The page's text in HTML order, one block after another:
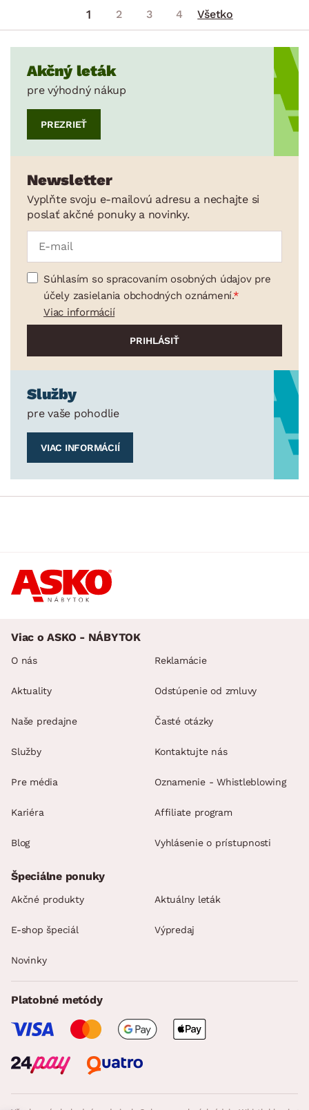
1 2 3 4 Všetko
Akčný leták
pre výhodný nákup
PREZRIEŤ
Newsletter
Vyplňte svoju e-mailovú adresu a nechajte si
poslať akčné ponuky a novinky.
Súhlasím so spracovaním osobných údajov pre
účely zasielania obchodných oznámení.
Viac informácií
Služby
pre vaše pohodlie
VIAC INFORMÁCIÍ
Viac o ASKO - NÁBYTOK
O nás
Aktuality
Naše predajne
Služby
Pre média
Kariéra
Blog
Reklamácie
Odstúpenie od zmluvy
Časté otázky
Kontaktujte nás
Oznamenie - Whistleblowing
Affiliate program
Vyhlásenie o prístupnosti
Špeciálne ponuky
Akčné produkty Aktuálny leták
E-shop špeciál Výpredaj
Novinky
Platobné metódy